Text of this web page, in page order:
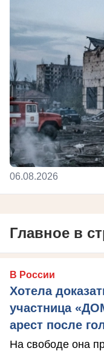
06.08.2026
Главное в
В России
Хотела
участница
арест после
На свободе она